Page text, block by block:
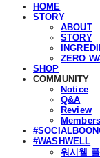
HOME
STORY
ABOUT
STORY
ZERO
SHOP
COMMUNITY
Notice
Q&A
Review
#WASHWELL
워시웰